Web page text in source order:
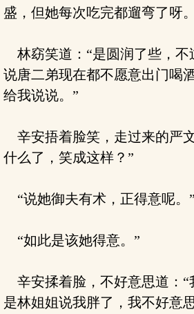
盛，但她每次吃完都遛弯了呀。
林窈笑道：“是圆润了些，不
说唐二弟现在都不愿意出门喝
给我说说。”
辛安捂着脸笑，走过来的严
什么了，笑成这样？”
“说她御夫有术，正得意呢。”
“如此是该她得意。”
辛安揉着脸，不好意思道：“
是林姐姐说我胖了，我不好意